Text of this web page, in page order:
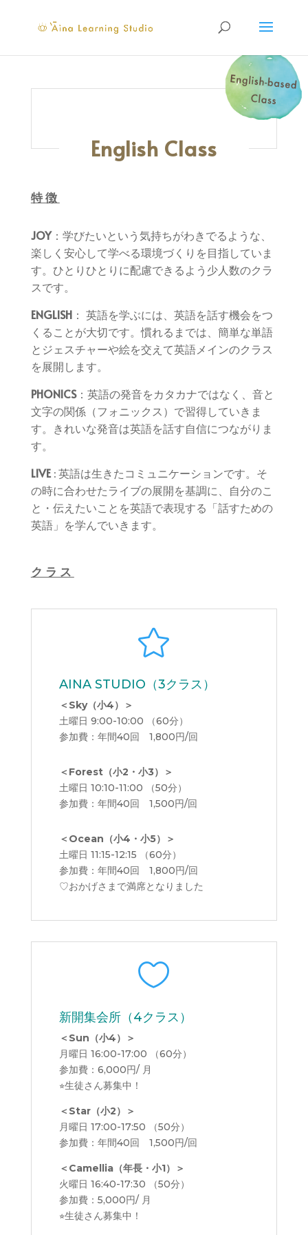
English Class
特徴
JOY：学びたいという気持ちがわきでるような、
楽しく安心して学べる環境づくりを目指していま
す。ひとりひとりに配慮できるよう少人数のクラ
スです。
ENGLISH： 英語を学ぶには、英語を話す機会をつ
くることが大切です。慣れるまでは、簡単な単語
とジェスチャーや絵を交えて英語メインのクラス
を展開します。
PHONICS：英語の発音をカタカナではなく、音と
文字の関係（フォニックス）で習得していきま
す。きれいな発音は英語を話す自信につながりま
す。
LIVE: 英語は生きたコミュニケーションです。そ
の時に合わせたライブの展開を基調に、自分のこ
と・伝えたいことを英語で表現する「話すための
英語」を学んでいきます。
クラス

AINA STUDIO（3クラス）
＜ Sky（小4）＞
土曜日 9:00-10:00 （60分）
参加費：年間40回 1,800円/回
＜Forest（小2・小3）＞
土曜日 10:10-11:00 （50分）
参加費：年間40回 1,500円/回
＜Ocean（小4・小5）＞
土曜日 11:15-12:15 （60分）
参加費：年間40回 1,800円/回
♡おかげさまで満席となりました

新開集会所（4クラス）
＜Sun（小4）＞
月曜日 16:00-17:00 （60分）
参加費：6,000円/ 月
⭐︎生徒さん募集中！
＜Star（小2）＞
月曜日 17:00-17:50 （50分）
参加費：年間40回 1,500円/回
＜Camellia（年長・小1）＞
火曜日 16:40-17:30 （50分）
参加費：5,000円/ 月
⭐︎生徒さん募集中！